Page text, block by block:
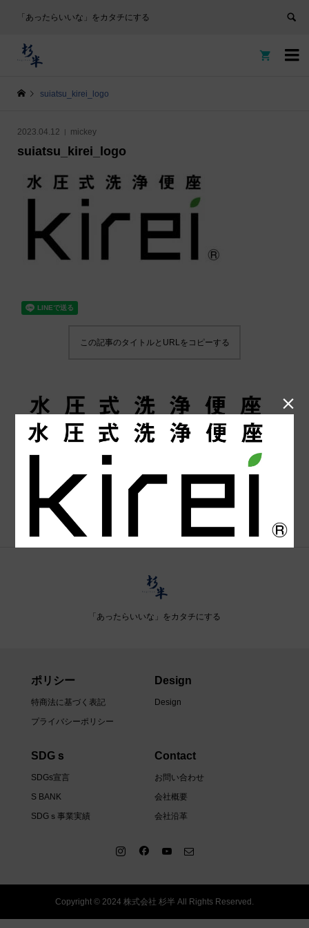
「あったらいいな」をカタチにする


suiatsu_kirei_logo
2023.04.12 mickey
suiatsu_kirei_logo
この記事のタイトルとURLをコピーする
「あったらいいな」をカタチにする
ポリシー
特商法に基づく表記
プライバシーポリシー
Design
Design
SDGｓ
SDGs宣言
S BANK
SDGｓ事業実績
Contact
お問い合わせ
会社概要
会社沿革
Copyright © 2024 株式会社 杉半 All Rights Reserved.
